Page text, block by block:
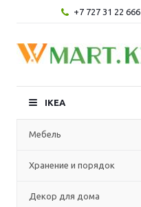
+7 727 31 22 666
IKEA
Мебель
Хранение и порядок
Декор для дома